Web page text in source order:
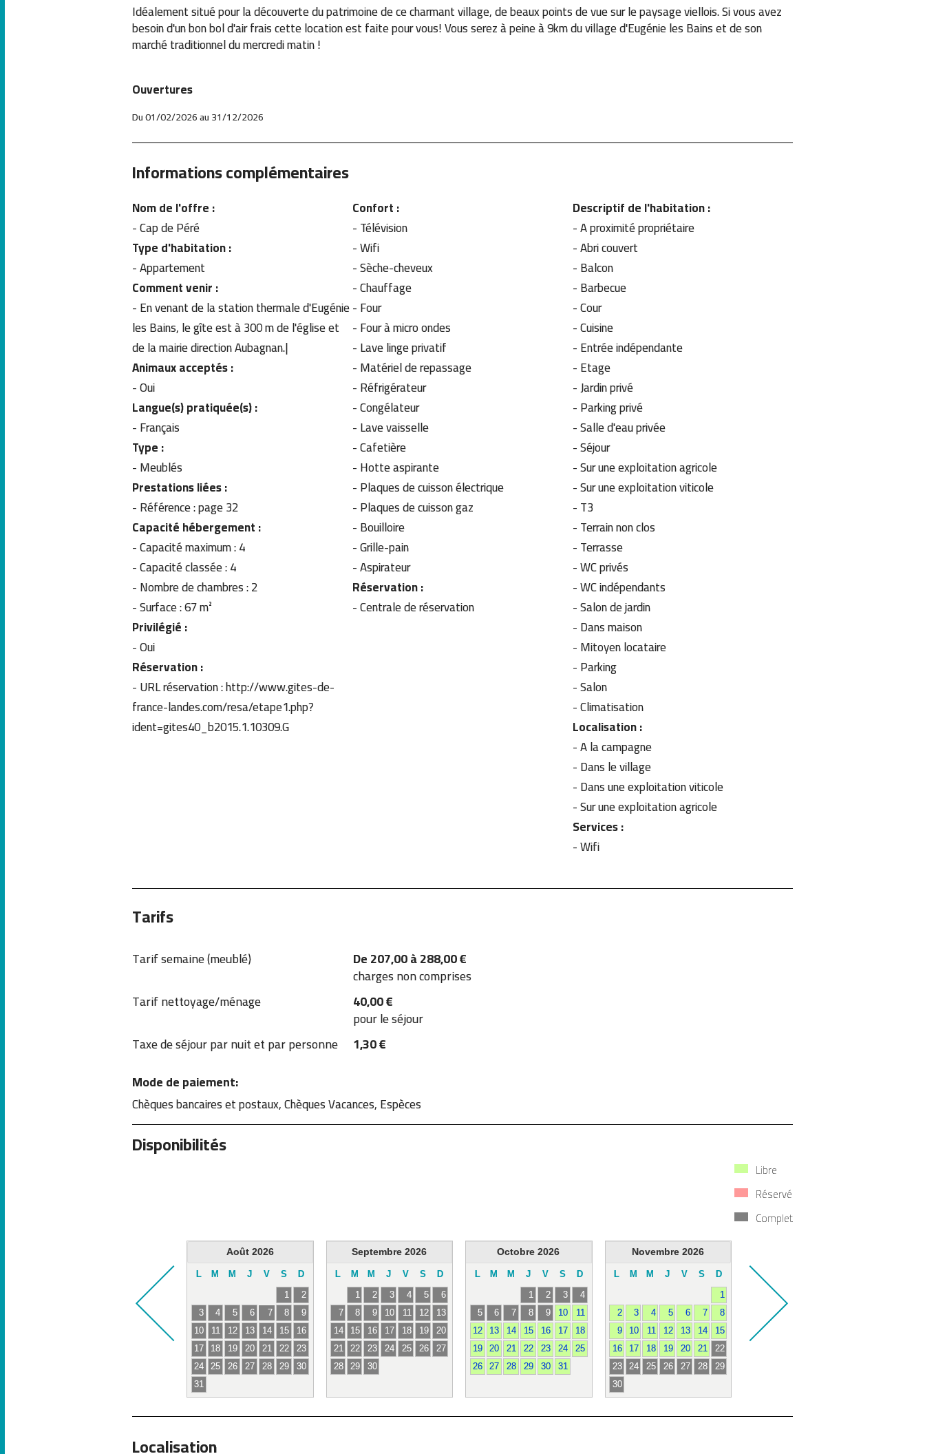
Idéalement situé pour la découverte du patrimoine de ce charmant village, de beaux points de vue sur le paysage viellois. Si vous avez
besoin d'un bon bol d'air frais cette location est faite pour vous! Vous serez à peine à 9km du village d'Eugénie les Bains et de son
marché traditionnel du mercredi matin !
Ouvertures
Du 01/02/2026 au 31/12/2026
Informations complémentaires
Nom de l'offre :
- Cap de Péré
Type d'habitation :
- Appartement
Comment venir :
- En venant de la station thermale d'Eugénie
les Bains, le gîte est à 300 m de l'église et
de la mairie direction Aubagnan.|
Animaux acceptés :
- Oui
Langue(s) pratiquée(s) :
- Français
Type :
- Meublés
Prestations liées :
- Référence : page 32
Capacité hébergement :
- Capacité maximum : 4
-
Capacité classée : 4
-
Nombre de chambres : 2
-
Surface : 67 m²
Privilégié :
- Oui
Réservation :
- URL réservation : http://www.gites-de-
france-landes.com/resa/etape1.php?
ident=gites40_b2015.1.10309.G
Confort :
- Télévision
-Wifi
-Sèche-cheveux
-Chauffage
-Four
-Four à micro ondes
-Lave linge privatif
-Matériel de repassage
-Réfrigérateur
-Congélateur
-Lave vaisselle
-Cafetière
-Hotte aspirante
-Plaques de cuisson électrique
-Plaques de cuisson gaz
-Bouilloire
-Grille-pain
-Aspirateur
Réservation :
- Centrale de réservation
Descriptif de l'habitation :
- A proximité propriétaire
-Abri couvert
-Balcon
-Barbecue
-Cour
-Cuisine
-Entrée indépendante
-Etage
-Jardin privé
-Parking privé
-Salle d'eau privée
-Séjour
-Sur une exploitation agricole
-Sur une exploitation viticole
-T3
-Terrain non clos
-Terrasse
-WC privés
-WC indépendants
-Salon de jardin
-Dans maison
-Mitoyen locataire
-Parking
-Salon
-Climatisation
Localisation :
- A la campagne
-Dans le village
-Dans une exploitation viticole
-Sur une exploitation agricole
Services :
- Wifi
Tarifs
Tarif semaine (meublé) De 207,00 à 288,00 €
charges non comprises
Tarif nettoyage/ménage
40,00 €
pour le séjour
Taxe de séjour par nuit et par personne
1,30 €
Mode de paiement:
Chèques bancaires et postaux, Chèques Vacances, Espèces
Disponibilités
Libre
Réservé
Complet
Août 2026
L M M J V S D
1
2
3
4 5 6 7 8
9
10
11 12 13 14 15
16
17
18 19 20 21 22
23
24
25 26 27 28 29
30
31
Septembre 2026
L M M J V S D
1 2 3 4 5
6
7
8 9 10 11 12
13
14
15 16 17 18 19
20
21
22 23 24 25 26
27
28
29 30
Octobre 2026
L M M J V S D
1 2 3
4
5
6 7 8 9 10
11
12
13 14 15 16 17
18
19
20 21 22 23 24
25
26
27 28 29 30 31
Novembre 2026
L M M J V S D
1
2
3 4 5 6 7
8
9
10 11 12 13 14
15
16
17 18 19 20 21
22
23
24 25 26 27 28
29
30
Localisation